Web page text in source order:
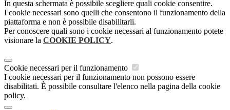
In questa schermata è possibile scegliere quali cookie consentire.
I cookie necessari sono quelli che consentono il funzionamento della
piattaforma e non è possibile disabilitarli.
Per conoscere quali sono i cookie necessari al funzionamento potete
visionare la COOKIE POLICY.
Cookie necessari per il funzionamento
I cookie necessari per il funzionamento non possono essere
disabilitati. È possibile consultare l'elenco nella pagina della cookie
policy.